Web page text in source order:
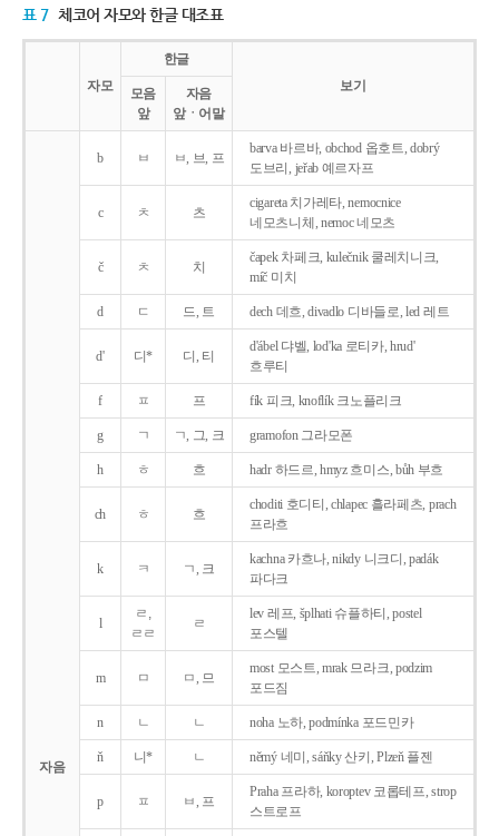
표 7 체코어 자모와 한글 대조표
자모
한글
보기
모음
앞
자음
앞ㆍ어말
자음
b ㅂ ㅂ, 브, 프
barva 바르바, obchod 옵호트, dobrý
도브리, jeřab 예르자프
c ㅊ 츠
cigareta 치가레타, nemocnice
네모츠니체, nemoc 네모츠
č ㅊ 치
čapek 차페크, kulečnik 쿨레치니크,
míč 미치
d ㄷ 드, 트 dech 데흐, divadlo 디바들로, led 레트
d' 디* 디, 티
d'ábel 댜벨, lod'ka 로티카, hrud'
흐루티
f ㅍ 프 fík 피크, knoflík 크노플리크
g ㄱ ㄱ, 그, 크 gramofon 그라모폰
h ㅎ 흐 hadr 하드르, hmyz 흐미스, bůh 부흐
ch ㅎ 흐
choditi 호디티, chlapec 흘라페츠, prach
프라흐
k ㅋ ㄱ, 크
kachna 카흐나, nikdy 니크디, padák
파다크
l
ㄹ,
ㄹㄹ
ㄹ
lev 레프, šplhati 슈플하티, postel
포스텔
m ㅁ ㅁ, 므
most 모스트, mrak 므라크, podzim
포드짐
n ㄴ ㄴ noha 노하, podmínka 포드민카
ň 니* ㄴ němý 네미, sáňky 산키, Plzeň 플젠
p ㅍ ㅂ, 프
Praha 프라하, koroptev 코롭테프, strop
스트로프